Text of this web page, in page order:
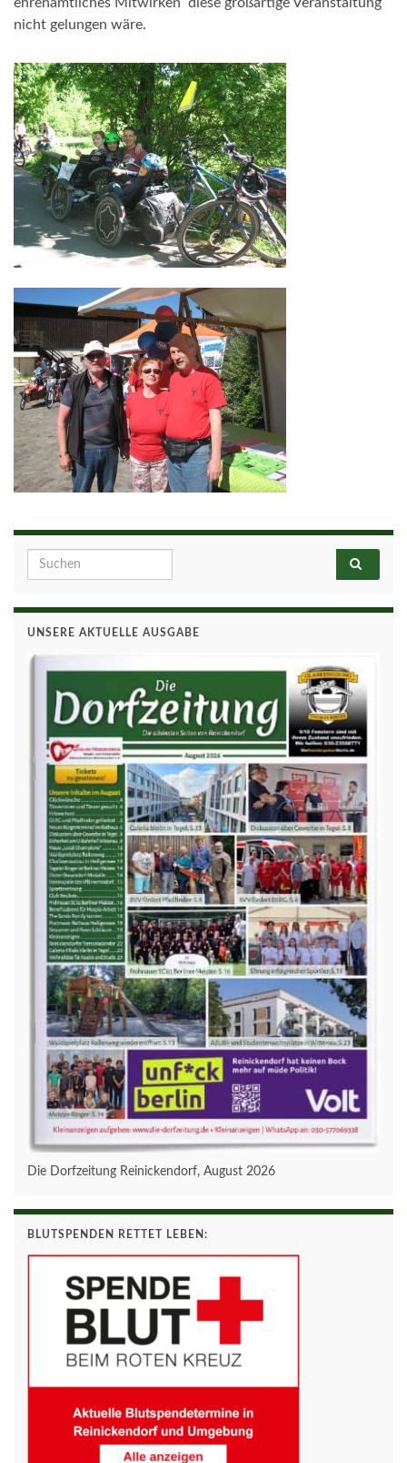
ehrenamtliches Mitwirken diese großartige Veranstaltung
nicht gelungen wäre.
Search for:
UNSERE AKTUELLE AUSGABE
Die Dorfzeitung Reinickendorf, August 2026
BLUTSPENDEN RETTET LEBEN: